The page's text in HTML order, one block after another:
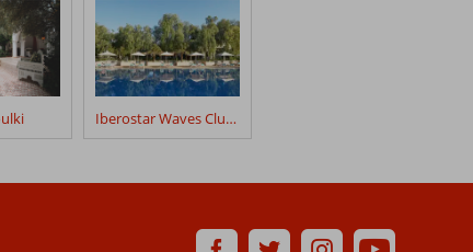
Iberostar Waves Club Palmeraie Marrakech